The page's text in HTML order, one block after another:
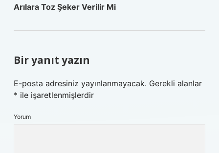
Arılara Toz Şeker Verilir Mi
Bir yanıt yazın
E-posta adresiniz yayınlanmayacak. Gerekli alanlar
* ile işaretlenmişlerdir
Yorum